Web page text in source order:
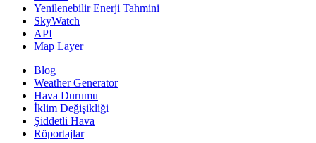
Yenilenebilir Enerji Tahmini
SkyWatch
API
Map Layer
Blog
Weather Generator
Hava Durumu
İklim Değişikliği
Şiddetli Hava
Röportajlar